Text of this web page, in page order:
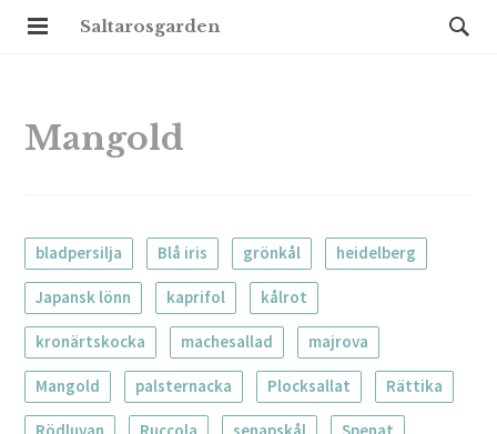
Saltarosgarden
Mangold
bladpersilja Blå iris grönkål heidelberg
Japansk lönn kaprifol kålrot
kronärtskocka machesallad majrova
Mangold palsternacka Plocksallat Rättika